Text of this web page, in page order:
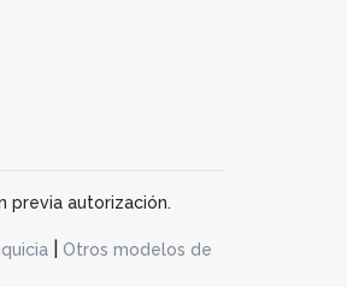
previa autorización.
|
Otros modelos de